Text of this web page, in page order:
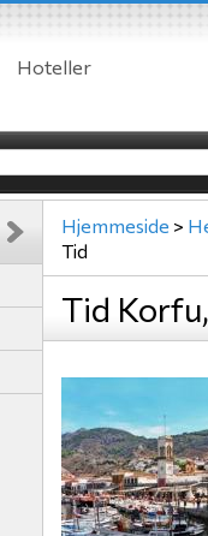
Hoteller
Hjemmeside >
Tid
Tid